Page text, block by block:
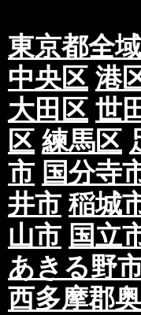
東京都全
中央区 港
大田区 世
区 練馬区
市 国分寺
井市 稲城
山市 国立
あきる野
西多摩郡